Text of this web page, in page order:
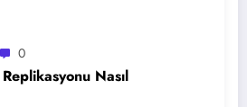
0
Nasıl